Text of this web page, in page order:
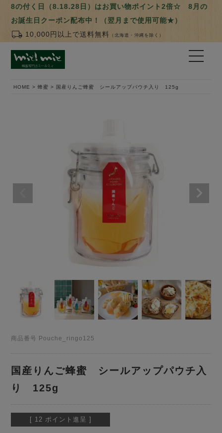
8の付く日（8.18.28日）はお買い物ポイント2倍☆ 8月の
お誕生日クーポン配布中！（翌月まで使用可能★）
local_shipping 10,000円以上で送料無料 （北海道・沖縄を除く）
HOME 蜂蜜 国産りんご蜂蜜 シールアップパウチ入り 125g
商品番号 Pouche_ringo125
国産りんご蜂蜜 シールアップパウチ入
り 125g
[ 12 ポイント進呈 ]